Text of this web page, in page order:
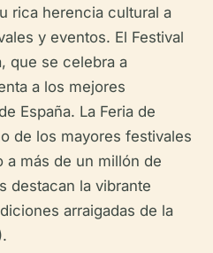
rica herencia cultural a
y eventos. El Festival
que se celebra a
a los mejores
España. La Feria de
de los mayores festivales
a más de un millón de
destacan la vibrante
arraigadas de la